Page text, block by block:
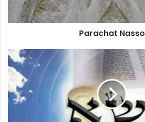
Parachat Nasso